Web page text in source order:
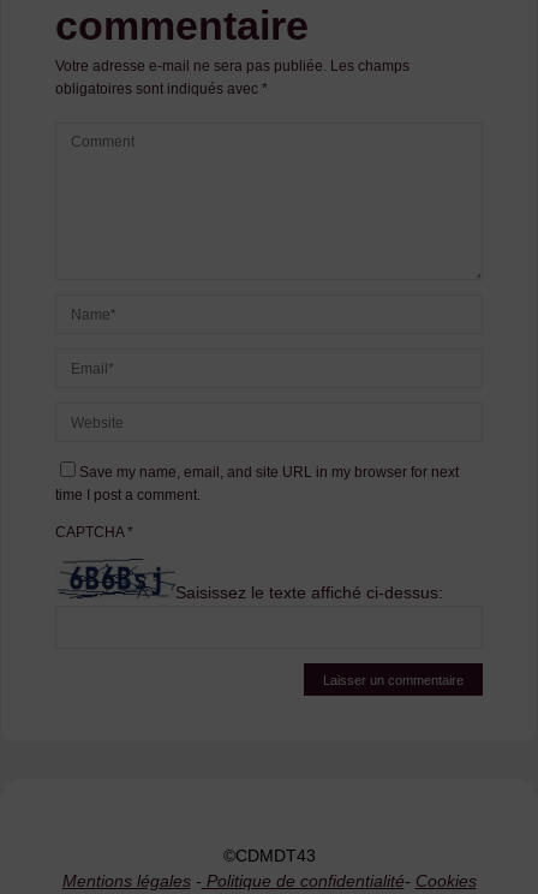
commentaire
Votre adresse e-mail ne sera pas publiée. Les champs
obligatoires sont indiqués avec *
Save my name, email, and site URL in my browser for next
time I post a comment.
CAPTCHA*
Saisissez le texte affiché ci-dessus:
©CDMDT43
Mentions légales- Politique de confidentialité- Cookies